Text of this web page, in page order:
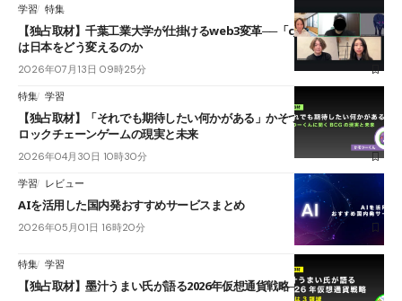
学習 特集
【独占取材】千葉工業大学が仕掛けるweb3変革──「cJPY」とAIの融合
は日本をどう変えるのか
2026年07月13日 09時25分
特集 学習
【独占取材】「それでも期待したい何かがある」かそつーくんに聞くブ
ロックチェーンゲームの現実と未来
2026年04月30日 10時30分
学習 レビュー
AIを活用した国内発おすすめサービスまとめ
2026年05月01日 16時20分
特集 学習
【独占取材】墨汁うまい氏が語る2026年仮想通貨戦略──注目は3領域